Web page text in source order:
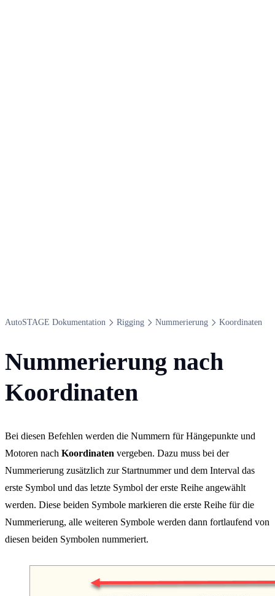
Auto​STAGE Dokumentation Rigging Nummerierung Koordinaten
Nummerierung nach
Koordinaten
Bei diesen Befehlen werden die Nummern für Hängepunkte und
Motoren nach Koordinaten vergeben. Dazu muss bei der
Nummerierung zusätzlich zur Startnummer und dem Interval das
erste Symbol und das letzte Symbol der erste Reihe angewählt
werden. Diese beiden Symbole markieren die erste Reihe für die
Nummerierung, alle weiteren Symbole werden dann fortlaufend von
diesen beiden Symbolen nummeriert.